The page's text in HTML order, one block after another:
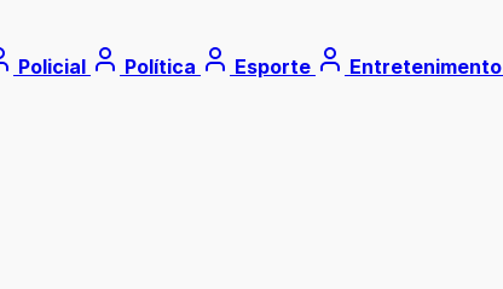
Policial Política Esporte Entretenimento